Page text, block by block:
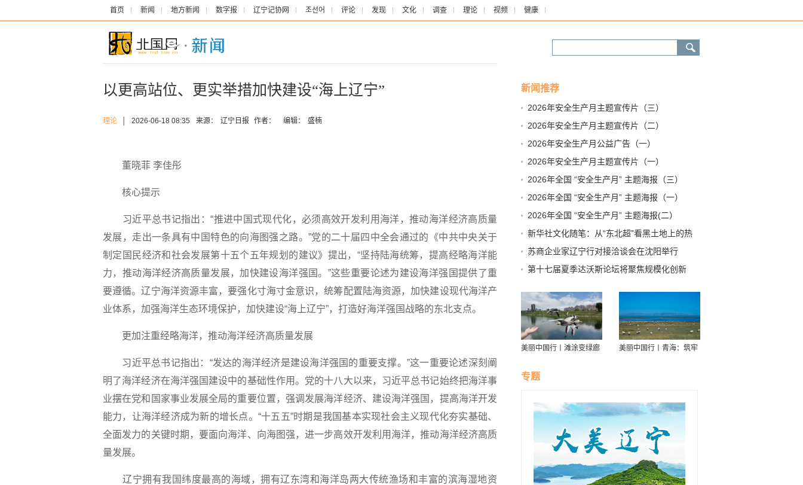
首页 新闻 地方新闻 数字报 辽宁记协网 조선어 评论 发现 文化 调查 理论 视频 健康
以更高站位、更实举措加快建设“海上辽宁”
理论 2026-06-18 08:35 来源： 辽宁日报 作者： 编辑： 盛楠
董晓菲 李佳彤
核心提示
习近平总书记指出：“推进中国式现代化，必须高效开发利用海洋，推动海洋经济高质量
发展，走出一条具有中国特色的向海图强之路。”党的二十届四中全会通过的《中共中央关于
制定国民经济和社会发展第十五个五年规划的建议》提出，“坚持陆海统筹，提高经略海洋能
力，推动海洋经济高质量发展，加快建设海洋强国。”这些重要论述为建设海洋强国提供了重
要遵循。辽宁海洋资源丰富，要强化寸海寸金意识，统筹配置陆海资源，加快建设现代海洋产
业体系，加强海洋生态环境保护，加快建设“海上辽宁”，打造好海洋强国战略的东北支点。
更加注重经略海洋，推动海洋经济高质量发展
习近平总书记指出：“发达的海洋经济是建设海洋强国的重要支撑。”这一重要论述深刻阐
明了海洋经济在海洋强国建设中的基础性作用。党的十八大以来，习近平总书记始终把海洋事
业摆在党和国家事业发展全局的重要位置，强调发展海洋经济、建设海洋强国，提高海洋开发
能力，让海洋经济成为新的增长点。“十五五”时期是我国基本实现社会主义现代化夯实基础、
全面发力的关键时期，要面向海洋、向海图强，进一步高效开发利用海洋，推动海洋经济高质
量发展。
辽宁拥有我国纬度最高的海域，拥有辽东湾和海洋岛两大传统渔场和丰富的滨海湿地资
新闻推荐
2026年安全生产月主题宣传片（三）
2026年安全生产月主题宣传片（二）
2026年安全生产月公益广告（一）
2026年安全生产月主题宣传片（一）
2026年全国 “安全生产月” 主题海报（三）
2026年全国 “安全生产月” 主题海报（一）
2026年全国 “安全生产月” 主题海报(二）
新华社文化随笔：从“东北超”看黑土地上的热
血奔涌
苏商企业家辽宁行对接洽谈会在沈阳举行
第十七届夏季达沃斯论坛将聚焦规模化创新
美丽中国行丨滩涂变绿廊
生态走廊
美丽中国行丨青海：筑牢
专题